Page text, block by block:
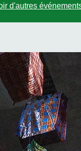
d'autres